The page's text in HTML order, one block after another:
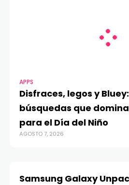
APPS
Disfraces, legos y
búsquedas que
para el Día del Niño
AGOSTO 7, 2026
Samsung Galaxy